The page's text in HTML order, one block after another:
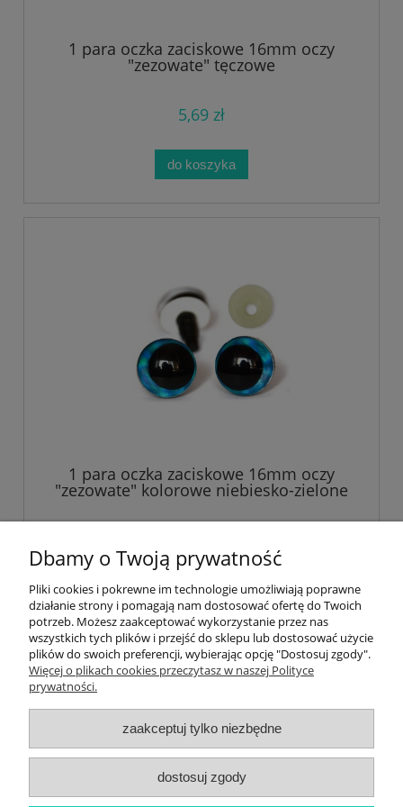
1 para oczka zaciskowe 16mm oczy
"zezowate" tęczowe
5,69 zł
do koszyka
1 para oczka zaciskowe 16mm oczy
"zezowate" kolorowe niebiesko-zielone
do koszyka
Informacje
Newsletter
Twoje konto
Płatności i dostawa
Dbamy o Twoją prywatność
Pliki cookies i pokrewne im technologie umożliwiają poprawne
działanie strony i pomagają nam dostosować ofertę do Twoich
potrzeb. Możesz zaakceptować wykorzystanie przez nas
wszystkich tych plików i przejść do sklepu lub dostosować użycie
plików do swoich preferencji, wybierając opcję "Dostosuj zgody".
Więcej o plikach cookies przeczytasz w naszej Polityce
prywatności.
zaakceptuj tylko niezbędne
dostosuj zgody